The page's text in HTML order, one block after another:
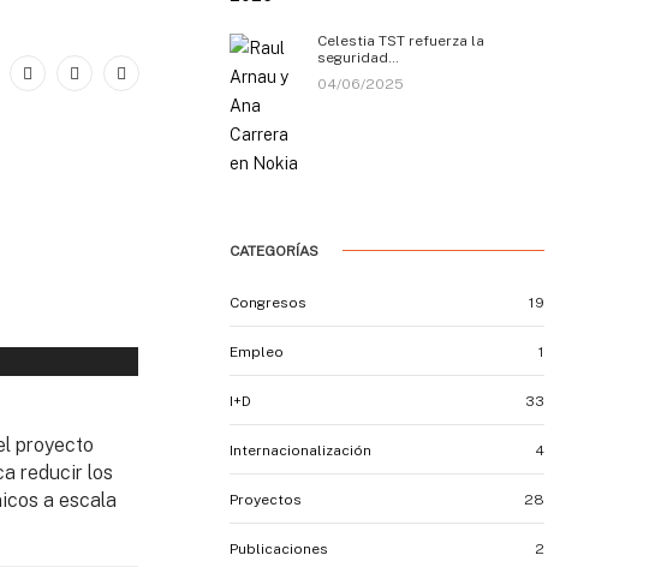
proyecto
reducir los
a escala
Celestia TST refuerza la
seguridad…
04/06/2025
CATEGORÍAS
Congresos 19
Empleo 1
I+D 33
Internacionalización 4
Proyectos 28
Publicaciones 2